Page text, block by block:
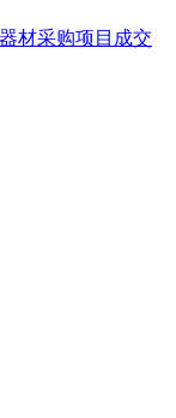
材采购项目成交